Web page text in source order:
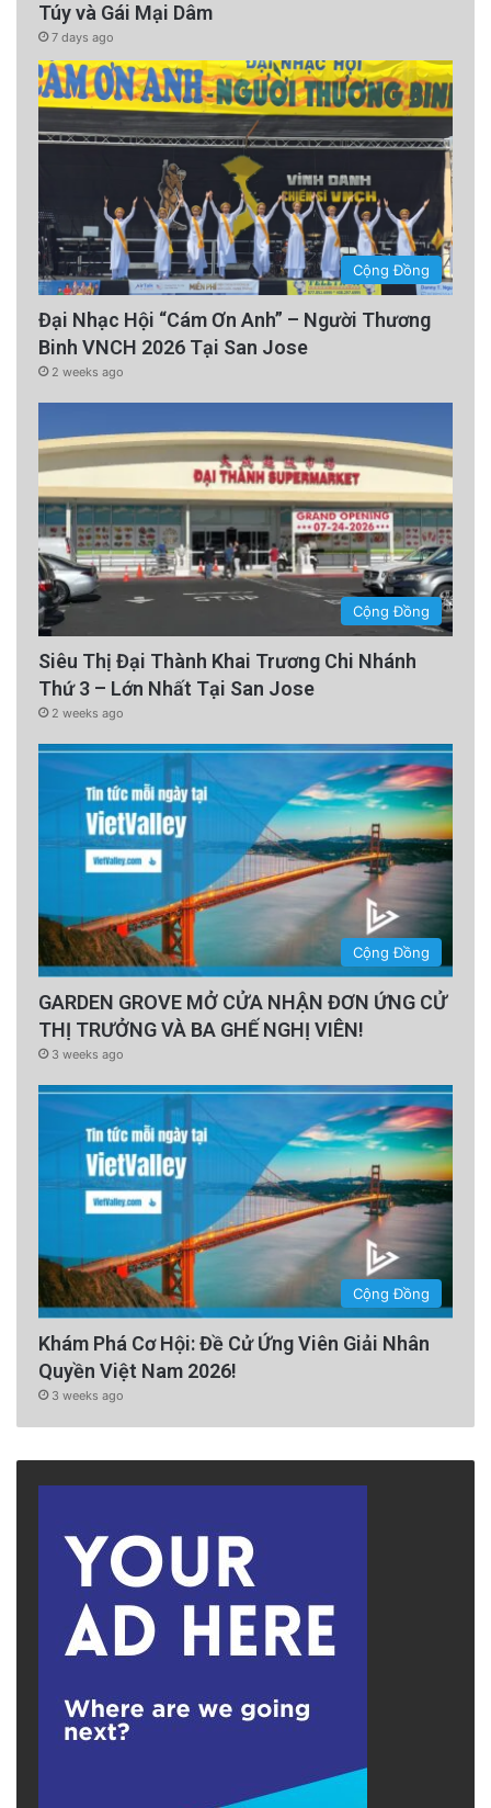
Túy và Gái Mại Dâm
7 days ago
Cộng Đồng
Đại Nhạc Hội “Cám Ơn Anh” – Người Thương
Binh VNCH 2026 Tại San Jose
2 weeks ago
Cộng Đồng
Siêu Thị Đại Thành Khai Trương Chi Nhánh
Thứ 3 – Lớn Nhất Tại San Jose
2 weeks ago
Cộng Đồng
GARDEN GROVE MỞ CỬA NHẬN ĐƠN ỨNG CỬ
THỊ TRƯỞNG VÀ BA GHẾ NGHỊ VIÊN!
3 weeks ago
Cộng Đồng
Khám Phá Cơ Hội: Đề Cử Ứng Viên Giải Nhân
Quyền Việt Nam 2026!
3 weeks ago